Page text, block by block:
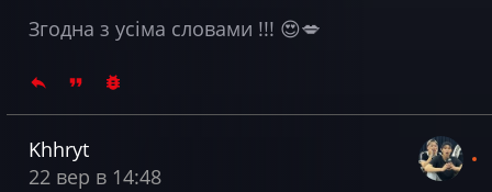
Згодна з усіма словами !!! 😍💋
Khhryt
22 вер в 14:48